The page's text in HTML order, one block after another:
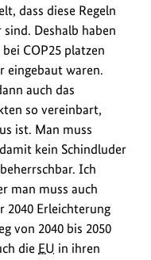
dass diese Regeln
Deshalb haben
COP25 platzen
eingebaut waren.
auch das
so vereinbart,
ist. Man muss
kein Schindluder
Ich
man muss auch
2040 Erleichterung
von 2040 bis 2050
die EU in ihren